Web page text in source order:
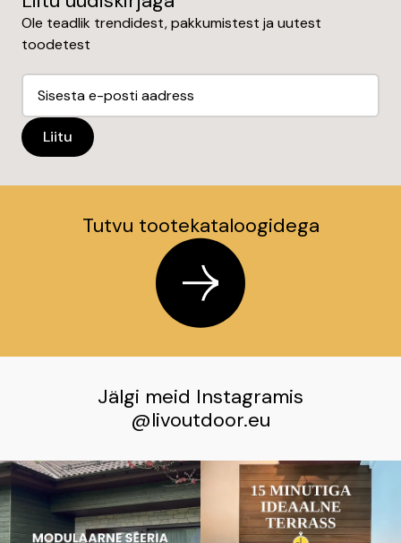
Ole teadlik trendidest, pakkumistest ja uutest
toodetest
Tutvu tootekataloogidega
Jälgi meid Instagramis
@livoutdoor.eu